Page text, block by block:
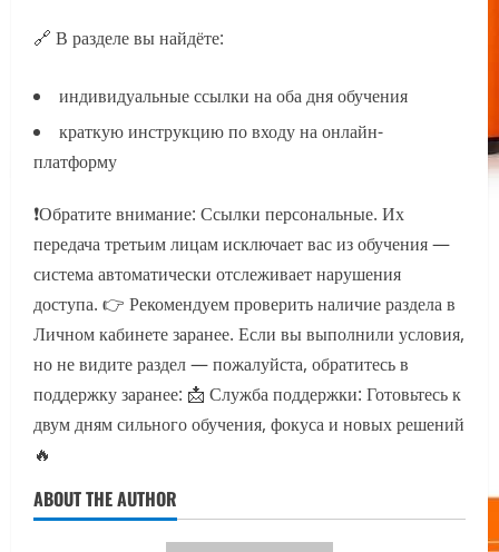
🔗 В разделе вы найдёте:
индивидуальные ссылки на оба дня обучения
краткую инструкцию по входу на онлайн-
платформу
❗️Обратите внимание: Ссылки персональные. Их
передача третьим лицам исключает вас из обучения —
система автоматически отслеживает нарушения
доступа. 👉 Рекомендуем проверить наличие раздела в
Личном кабинете заранее. Если вы выполнили условия,
но не видите раздел — пожалуйста, обратитесь в
поддержку заранее: 📩 Служба поддержки: Готовьтесь к
двум дням сильного обучения, фокуса и новых решений
🔥
ABOUT THE AUTHOR